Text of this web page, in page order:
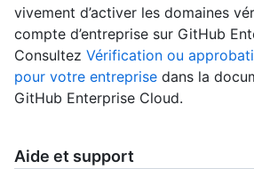
vivement d’activer les domaines
compte d’entreprise sur GitHub
Consultez Vérification ou
pour votre entreprise dans la
GitHub Enterprise Cloud.
Aide et support